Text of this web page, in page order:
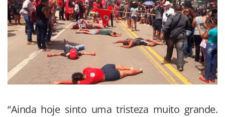
“Ainda hoje sinto uma tristeza muito grande.